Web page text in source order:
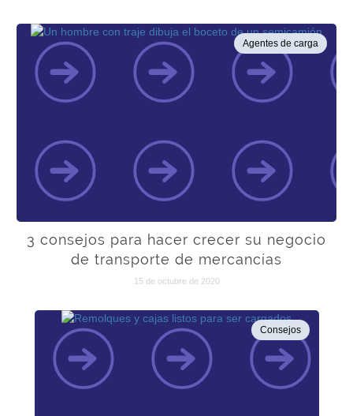
Agentes de carga
3 consejos para hacer crecer su negocio
de transporte de mercancías
15 de octubre de 2020
Consejos